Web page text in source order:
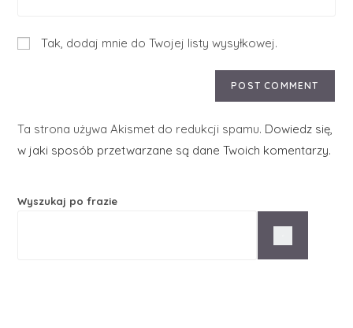
Tak, dodaj mnie do Twojej listy wysyłkowej.
Ta strona używa Akismet do redukcji spamu. Dowiedz się,
w jaki sposób przetwarzane są dane Twoich komentarzy.
Wyszukaj po frazie